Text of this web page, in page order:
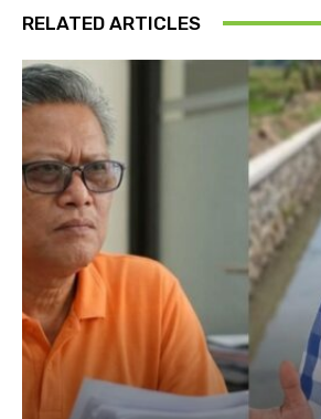
RELATED ARTICLES